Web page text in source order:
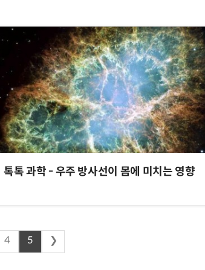
톡톡 과학 - 우주 방사선이 몸에 미치는 영향
4 5 ❯